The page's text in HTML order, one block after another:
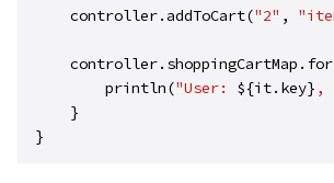
    controller.addToCart(
"2" ,
        println(
"User: ${it.key} ,
    }